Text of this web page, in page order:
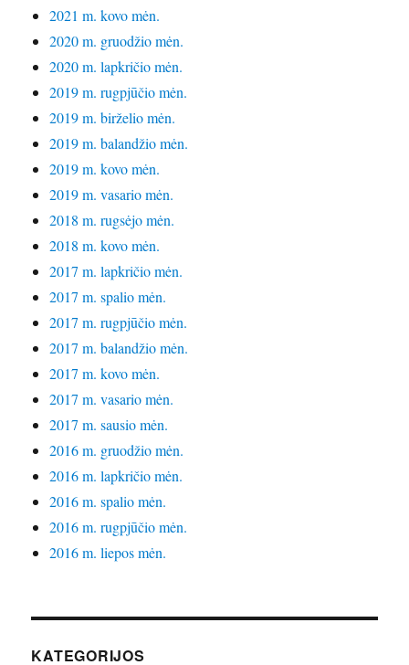
2021 m. kovo mėn.
2020 m. gruodžio mėn.
2020 m. lapkričio mėn.
2019 m. rugpjūčio mėn.
2019 m. birželio mėn.
2019 m. balandžio mėn.
2019 m. kovo mėn.
2019 m. vasario mėn.
2018 m. rugsėjo mėn.
2018 m. kovo mėn.
2017 m. lapkričio mėn.
2017 m. spalio mėn.
2017 m. rugpjūčio mėn.
2017 m. balandžio mėn.
2017 m. kovo mėn.
2017 m. vasario mėn.
2017 m. sausio mėn.
2016 m. gruodžio mėn.
2016 m. lapkričio mėn.
2016 m. spalio mėn.
2016 m. rugpjūčio mėn.
2016 m. liepos mėn.
KATEGORIJOS